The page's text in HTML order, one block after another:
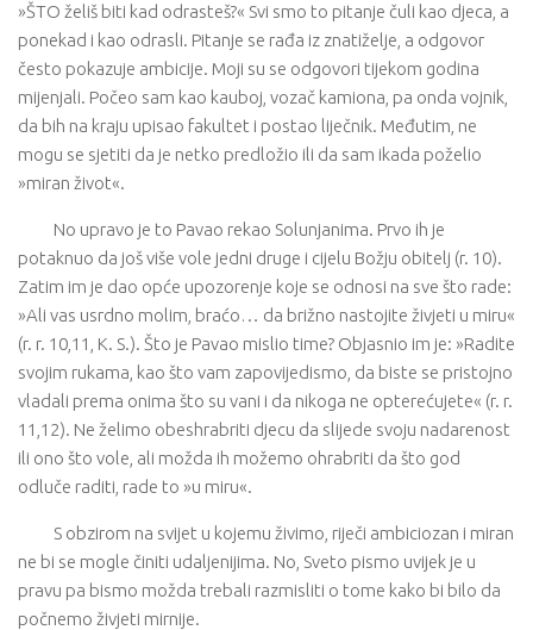
»ŠTO želiš biti kad odrasteš?« Svi smo to pitanje čuli kao djeca, a
ponekad i kao odrasli. Pitanje se rađa iz znatiželje, a odgovor
često pokazuje ambicije. Moji su se odgovori tijekom godina
mijenjali. Počeo sam kao kauboj, vozač kamiona, pa onda vojnik,
da bih na kraju upisao fakultet i postao liječnik. Međutim, ne
mogu se sjetiti da je netko predložio ili da sam ikada poželio
»miran život«.
No upravo je to Pavao rekao Solunjanima. Prvo ih je
potaknuo da još više vole jedni druge i cijelu Božju obitelj (r. 10).
Zatim im je dao opće upozorenje koje se odnosi na sve što rade:
»Ali vas usrdno molim, braćo… da brižno nastojite živjeti u miru«
(r. r. 10,11, K. S.). Što je Pavao mislio time? Objasnio im je: »Radite
svojim rukama, kao što vam zapovijedismo, da biste se pristojno
vladali prema onima što su vani i da nikoga ne opterećujete« (r. r.
11,12). Ne želimo obeshrabriti djecu da slijede svoju nadarenost
ili ono što vole, ali možda ih možemo ohrabriti da što god
odluče raditi, rade to »u miru«.
S obzirom na svijet u kojemu živimo, riječi ambiciozan i miran
ne bi se mogle činiti udaljenijima. No, Sveto pismo uvijek je u
pravu pa bismo možda trebali razmisliti o tome kako bi bilo da
počnemo živjeti mirnije.